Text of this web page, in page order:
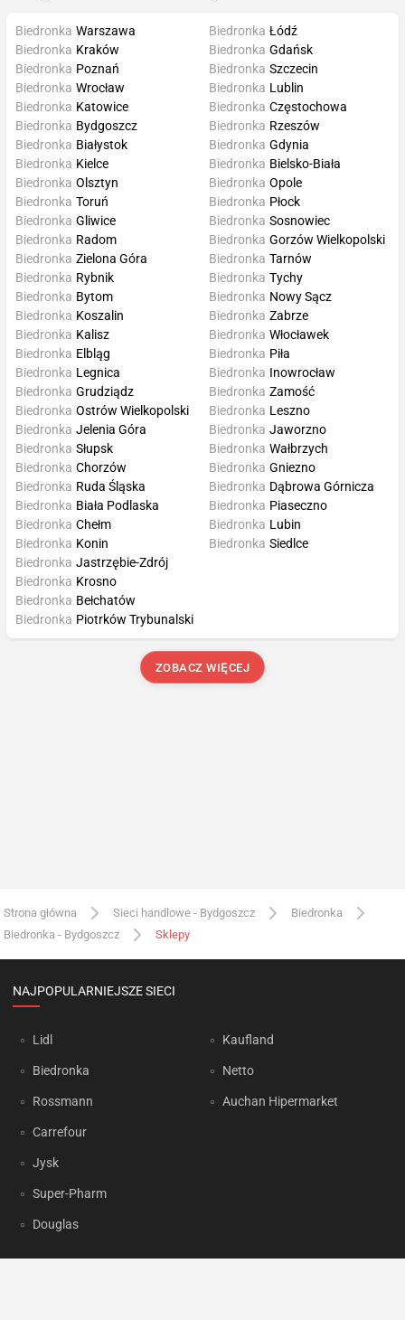
Biedronka Warszawa
Biedronka Kraków
Biedronka Poznań
Biedronka Wrocław
Biedronka Łódź
Biedronka Gdańsk
Biedronka Szczecin
Biedronka Lublin
Biedronka Katowice
Biedronka Bydgoszcz
Biedronka Białystok
Biedronka Kielce
Biedronka Częstochowa
Biedronka Rzeszów
Biedronka Gdynia
Biedronka Bielsko-Biała
Biedronka Olsztyn
Biedronka Toruń
Biedronka Gliwice
Biedronka Radom
Biedronka Opole
Biedronka Płock
Biedronka Sosnowiec
Biedronka Gorzów Wielkopolski
Biedronka Zielona Góra
Biedronka Rybnik
Biedronka Bytom
Biedronka Koszalin
Biedronka Tarnów
Biedronka Tychy
Biedronka Nowy Sącz
Biedronka Zabrze
Biedronka Kalisz
Biedronka Elbląg
Biedronka Legnica
Biedronka Grudziądz
Biedronka Włocławek
Biedronka Piła
Biedronka Inowrocław
Biedronka Zamość
Biedronka Ostrów Wielkopolski
Biedronka Jelenia Góra
Biedronka Słupsk
Biedronka Chorzów
Biedronka Leszno
Biedronka Jaworzno
Biedronka Wałbrzych
Biedronka Gniezno
Biedronka Ruda Śląska
Biedronka Biała Podlaska
Biedronka Chełm
Biedronka Konin
Biedronka Dąbrowa Górnicza
Biedronka Piaseczno
Biedronka Lubin
Biedronka Siedlce
Biedronka Jastrzębie-Zdrój
Biedronka Krosno
Biedronka Bełchatów
Biedronka Piotrków Trybunalski
ZOBACZ WIĘCEJ
Strona główna Sieci handlowe - Bydgoszcz
Biedronka
Biedronka - Bydgoszcz
Sklepy
NAJPOPULARNIEJSZE SIECI
Lidl
Biedronka
Rossmann
Carrefour
Jysk
Super-Pharm
Douglas
Kaufland
Netto
Auchan Hipermarket